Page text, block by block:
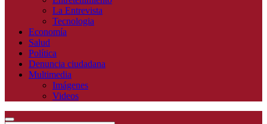
La Entrevista
Tecnologia
Economía
Salud
Política
Denuncia ciudadana
Multimedia
Imágenes
Videos